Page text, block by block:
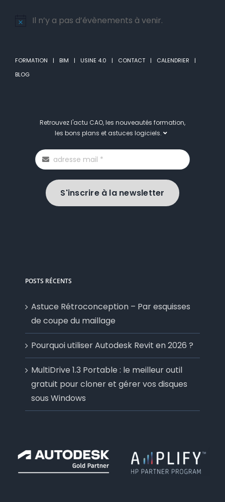
Notice
Il n’y a pas d’évènements à venir.
FORMATION BIM USINE 4.0 CONTACT
CALENDRIER
BLOG
Retrouvez l'actu CAO, les nouveautés formation,
les bons plans et astuces logiciels.
S'inscrire à la newsletter
POSTS RÉCENTS
Astuce Rétroconception – Par esquisses
de coupe du maillage
Pourquoi utiliser Autodesk Revit en 2026 ?
MultiDrive 1.3 Portable : le meilleur outil
gratuit pour cloner et gérer vos disques
sous Windows